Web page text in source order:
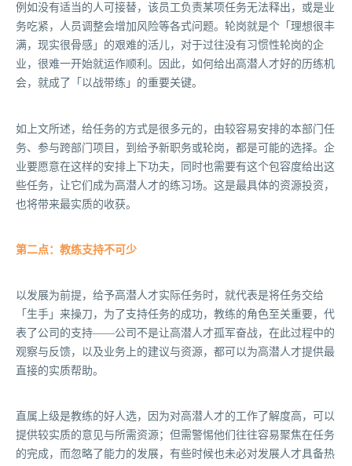
例如没有适当的人可接替，该员工负责某项任务无法释出，或是业
务吃紧，人员调整会增加风险等各式问题。轮岗就是个「理想很丰
满，现实很骨感」的艰难的活儿，对于过往没有习惯性轮岗的企
业，很难一开始就运作顺利。因此，如何给出高潜人才好的历练机
会，就成了「以战带练」的重要关键。
如上文所述，给任务的方式是很多元的，由较容易安排的本部门任
务、参与跨部门项目，到给予新职务或轮岗，都是可能的选择。企
业要愿意在这样的安排上下功夫，同时也需要有这个包容度给出这
些任务，让它们成为高潜人才的练习场。这是最具体的资源投资，
也将带来最实质的收获。
第二点：教练支持不可少
以发展为前提，给予高潜人才实际任务时，就代表是将任务交给
「生手」来操刀，为了支持任务的成功，教练的角色至关重要，代
表了公司的支持——公司不是让高潜人才孤军奋战，在此过程中的
观察与反馈，以及业务上的建议与资源，都可以为高潜人才提供最
直接的实质帮助。
直属上级是教练的好人选，因为对高潜人才的工作了解度高，可以
提供较实质的意见与所需资源；但需警惕他们往往容易聚焦在任务
的完成，而忽略了能力的发展，有些时候也未必对发展人才具备热